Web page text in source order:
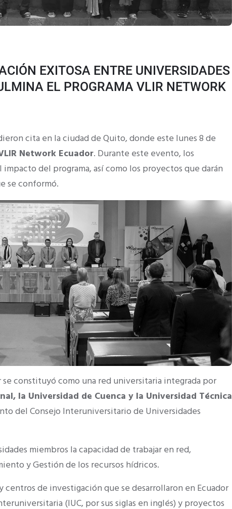
EXITOSA ENTRE UNIVERSIDADES
EL PROGRAMA VLIR NETWORK
cita en la ciudad de Quito, donde este lunes 8 de
Network Ecuador. Durante este evento, los
del programa, así como los proyectos que darán
se conformó.
se constituyó como una red universitaria integrada por
la Universidad de Cuenca y la Universidad Técnica
del Consejo Interuniversitario de Universidades
miembros la capacidad de trabajar en red,
y Gestión de los recursos hídricos.
centros de investigación que se desarrollaron en Ecuador
(IUC, por sus siglas en inglés) y proyectos